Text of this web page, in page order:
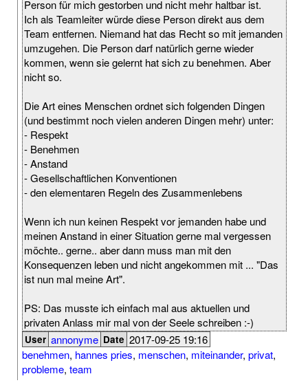
Person für mich gestorben und nicht mehr haltbar ist.
Ich als Teamleiter würde diese Person direkt aus dem
Team entfernen. Niemand hat das Recht so mit jemanden
umzugehen. Die Person darf natürlich gerne wieder
kommen, wenn sie gelernt hat sich zu benehmen. Aber
nicht so.
Die Art eines Menschen ordnet sich folgenden Dingen
(und bestimmt noch vielen anderen Dingen mehr) unter:
- Respekt
- Benehmen
- Anstand
- Gesellschaftlichen Konventionen
- den elementaren Regeln des Zusammenlebens
Wenn ich nun keinen Respekt vor jemanden habe und
meinen Anstand in einer Situation gerne mal vergessen
möchte.. gerne.. aber dann muss man mit den
Konsequenzen leben und nicht angekommen mit ... "Das
ist nun mal meine Art".
PS: Das musste ich einfach mal aus aktuellen und
privaten Anlass mir mal von der Seele schreiben :-)
User annonyme Date 2017-09-25 19:16
benehmen, hannes pries, menschen, miteinander, privat,
probleme, team